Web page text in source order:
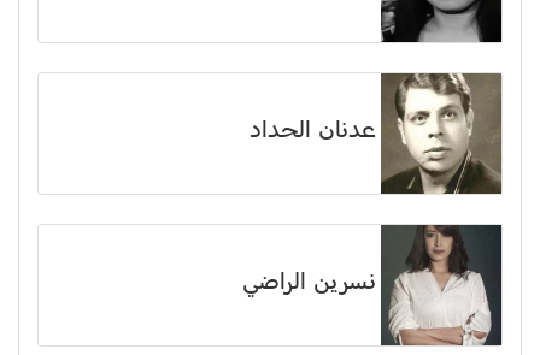
عدنان الحداد
نسرين الراضي